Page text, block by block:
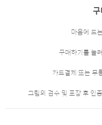
마음에 드
구매하기를 눌
카드결제 또는 무
그림의 검수 및 포장 후 인